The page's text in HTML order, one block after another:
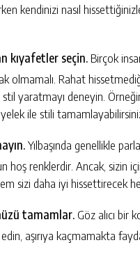
kendinizi nasıl
kıyafetler seçin.Birçok
olmamalı. Rahat
yaratmayı deneyin.
ile stili
Yılbaşında genellikle
hoş renklerdir. Ancak, sizin
sizi daha iyi hissettirecek
tamamlar. Göz alıcı bir
aşırıya kaçmamakta